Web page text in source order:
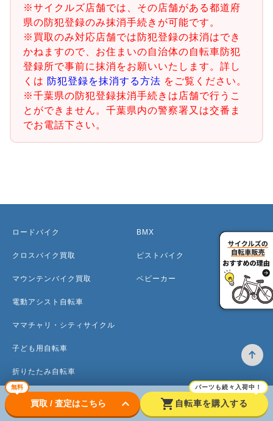
※サイクルズ店舗では、その店舗がある都道府
県の防犯登録のみ抹消手続きが可能です。
※買取のみ対応店舗では防犯登録の抹消はでき
かねますので、お住まいの自治体の自転車防犯
登録所で事前に抹消をお願いいたします。詳し
くは 防犯登録を抹消する方法 をご覧ください。
※千葉県の防犯登録抹消手続きは店舗で行うこ
とができません。千葉県内の警察署又は交番ま
でお電話下さい。
無料
買取 / 査定はこちら keyboard_arrow_down shopping_cart
パーツも続々入荷中！
自転車を購入する
ロードバイク
クロスバイク買取
マウンテンバイク買取
電動アシスト自転車
ママチャリ・シティサイクル
子ども用自転車
折りたたみ自転車
ミニベロ
BMX
ピストバイク
ベビーカー